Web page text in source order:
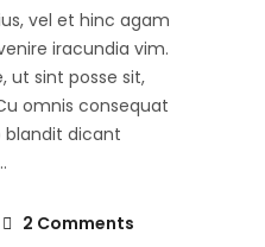
vel et hinc agam
iracundia vim.
ut sint posse sit,
omnis consequat
dicant
2 Comments